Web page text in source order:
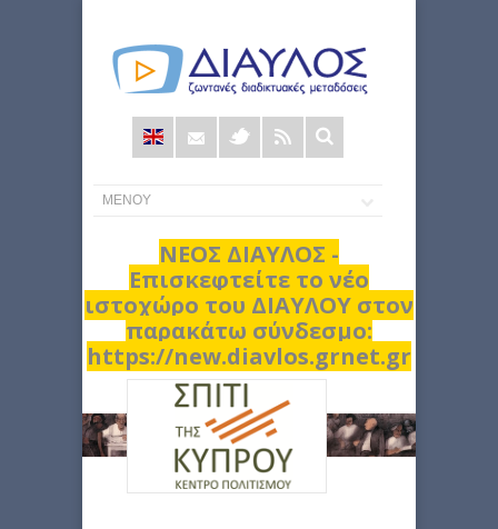
Φόρμα
αναζήτησης
ΝΕΟΣ ΔΙΑΥΛΟΣ -
Επισκεφτείτε το νέο
ιστοχώρο του ΔΙΑΥΛΟΥ στον
παρακάτω σύνδεσμο:
https://new.diavlos.grnet.gr